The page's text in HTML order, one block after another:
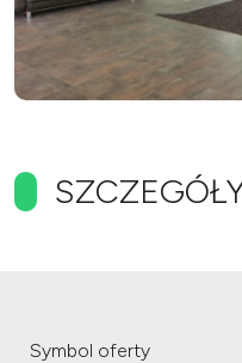
Symbol oferty